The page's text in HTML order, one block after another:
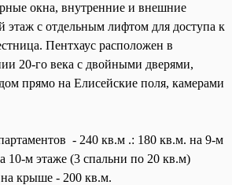
окна, внутренние и внешние
этаж с отдельным лифтом для доступа к
Пентхаус расположен в
20-го века с двойными дверями,
прямо на Елисейские поля, камерами
- 240 кв.м .: 180 кв.м. на 9-м
10-м этаже (3 спальни по 20 кв.м)
крыше - 200 кв.м.